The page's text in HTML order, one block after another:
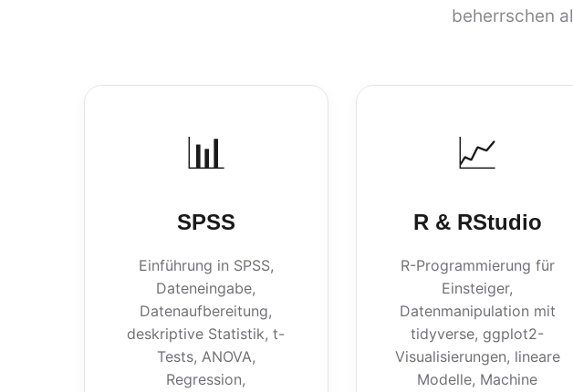
beherrschen
📊
SPSS
Einführung in SPSS,
Dateneingabe,
Datenaufbereitung,
deskriptive Statistik, t-
Tests, ANOVA,
Regression,
📈
R & RStudio
R-Programmierung für
Einsteiger,
Datenmanipulation mit
tidyverse, ggplot2-
Visualisierungen, lineare
Modelle, Machine